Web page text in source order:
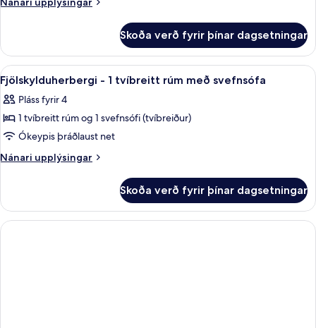
einbreitt
rúm
herbergi
1
einbreitt
rúm
Skoða verð fyrir þínar dagsetningar
Skoða
allar
myndir
fyrir
Fjölskylduherbergi
-
rúm
með
svefnsófa
Fjölskylduherbergi - 1 tvíbreitt rúm
9
Fjölskylduherbergi - 1 tvíbreitt rúm með svefnsófa
Pláss fyrir 4
1 tvíbreitt rúm og 1 svefnsófi (tvíbreiður)
Ókeypis þráðlaust net
Nánari upplýsingar
Nánari
-
tvíbreitt
Skoða verð fyrir þínar dagsetningar